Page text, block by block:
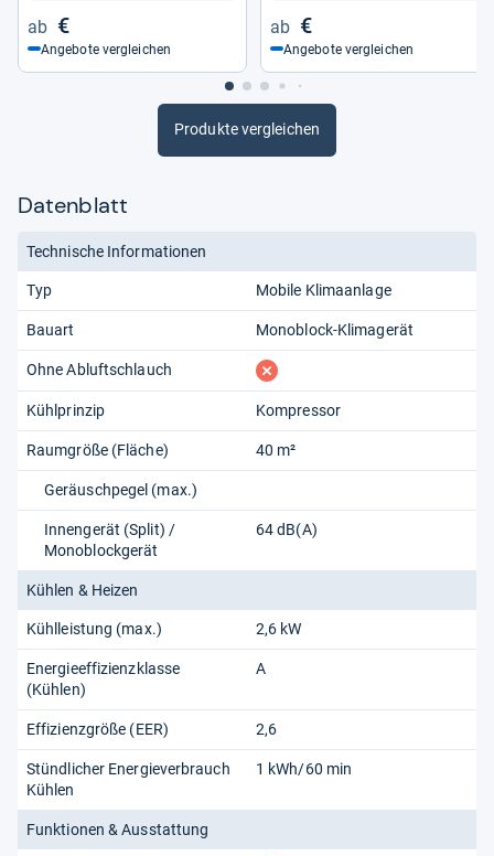
€
Angebote vergleichen
€
Angebote vergleichen
Produkte vergleichen
Datenblatt
Technische Informationen
Typ Mobile Klimaanlage
Bauart Monoblock-Klimagerät
Ohne Abluftschlauch fehlt
Kühlprinzip Kompressor
Raumgröße (Fläche) 40 m²
Geräuschpegel (max.)
Innengerät (Split) /
Monoblockgerät
64 dB(A)
Kühlen & Heizen
Kühlleistung (max.) 2,6 kW
Energieeffizienzklasse
(Kühlen)
A
Effizienzgröße (EER) 2,6
Stündlicher Energieverbrauch
Kühlen
1 kWh/60 min
Funktionen & Ausstattung